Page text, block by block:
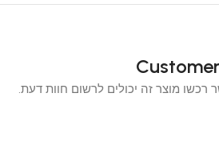
מוצר זה יכולים לרשום חוות דעת.